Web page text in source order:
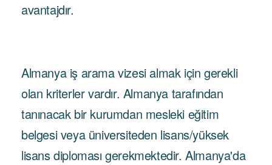
avantajdır.
Almanya iş arama vizesi almak için gerekli
olan kriterler vardır. Almanya tarafından
tanınacak bir kurumdan mesleki eğitim
belgesi veya üniversiteden lisans/yüksek
lisans diploması gerekmektedir. Almanya'da